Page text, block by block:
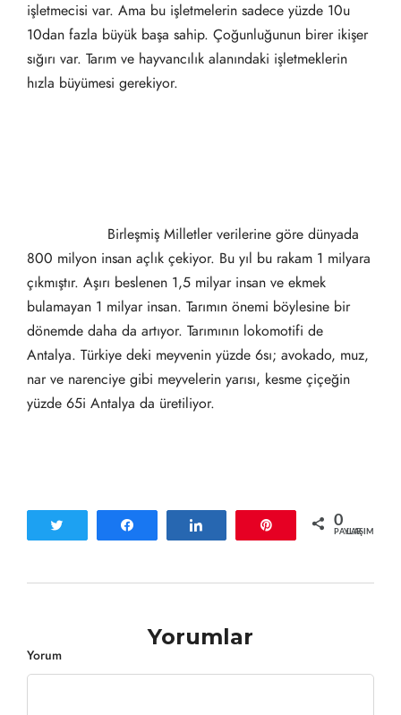
işletmecisi var. Ama bu işletmelerin sadece yüzde 10u
10dan fazla büyük başa sahip. Çoğunluğunun birer ikişer
sığırı var. Tarım ve hayvancılık alanındaki işletmeklerin
hızla büyümesi gerekiyor.
Birleşmiş Milletler verilerine göre dünyada
800 milyon insan açlık çekiyor. Bu yıl bu rakam 1 milyara
çıkmıştır. Aşırı beslenen 1,5 milyar insan ve ekmek
bulamayan 1 milyar insan. Tarımın önemi böylesine bir
dönemde daha da artıyor. Tarımının lokomotifi de
Antalya. Türkiye deki meyvenin yüzde 6sı; avokado, muz,
nar ve narenciye gibi meyvelerin yarısı, kesme çiçeğin
yüzde 65i Antalya da üretiliyor.
0
PAYLAŞIMLAR
Yorumlar
Yorum